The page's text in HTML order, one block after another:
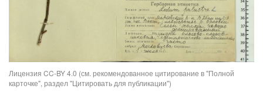
Лицензия CC-BY 4.0 (см. рекомендованное цитирование в "Полной
карточке", раздел "Цитировать для публикации")